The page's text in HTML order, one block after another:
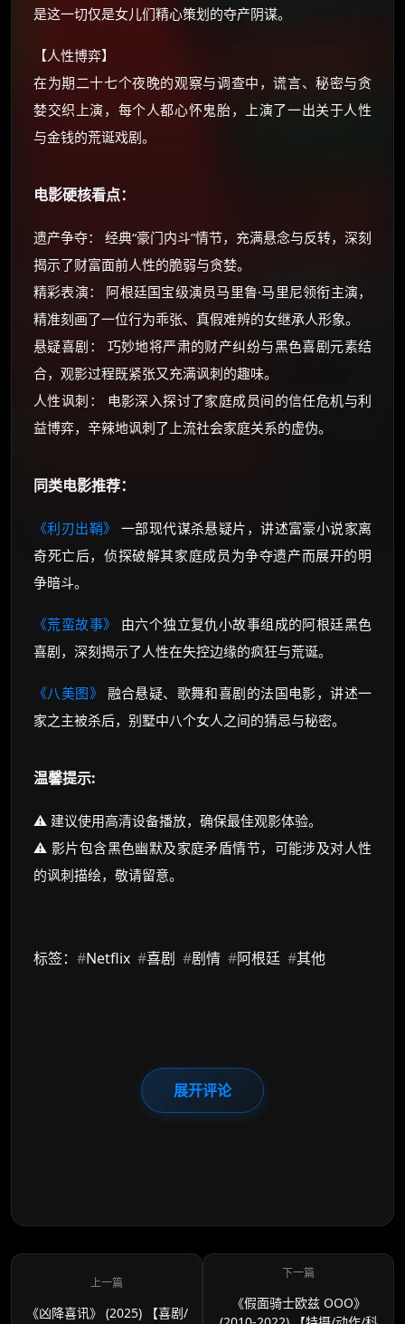
是这一切仅是女儿们精心策划的夺产阴谋。
【人性博弈】
在为期二十七个夜晚的观察与调查中，谎言、秘密与贪
婪交织上演，每个人都心怀鬼胎，上演了一出关于人性
与金钱的荒诞戏剧。
电影硬核看点：
遗产争夺： 经典“豪门内斗”情节，充满悬念与反转，深刻
揭示了财富面前人性的脆弱与贪婪。
精彩表演： 阿根廷国宝级演员马里鲁·马里尼领衔主演，
精准刻画了一位行为乖张、真假难辨的女继承人形象。
悬疑喜剧： 巧妙地将严肃的财产纠纷与黑色喜剧元素结
合，观影过程既紧张又充满讽刺的趣味。
人性讽刺： 电影深入探讨了家庭成员间的信任危机与利
益博弈，辛辣地讽刺了上流社会家庭关系的虚伪。
同类电影推荐：
《利刃出鞘》
一部现代谋杀悬疑片，讲述富豪小说家离
奇死亡后，侦探破解其家庭成员为争夺遗产而展开的明
争暗斗。
《荒蛮故事》
由六个独立复仇小故事组成的阿根廷黑色
喜剧，深刻揭示了人性在失控边缘的疯狂与荒诞。
《八美图》
融合悬疑、歌舞和喜剧的法国电影，讲述一
家之主被杀后，别墅中八个女人之间的猜忌与秘密。
温馨提示:
⚠️ 建议使用高清设备播放，确保最佳观影体验。
⚠️ 影片包含黑色幽默及家庭矛盾情节，可能涉及对人性
的讽刺描绘，敬请留意。
标签： #Netflix #喜剧 #剧情 #阿根廷 #其他
展开评论
《凶降喜讯》 (2025) 【喜剧/
《假面骑士欧兹 OOO》